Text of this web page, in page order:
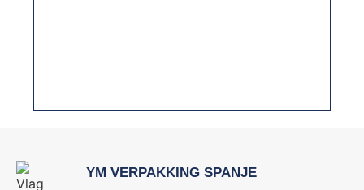
YM VERPAKKING SPANJE